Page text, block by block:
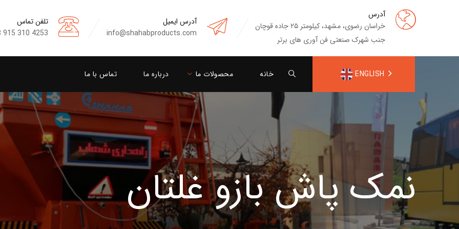
آدرس
خراسان رضوی، مشهد، کیلومتر ۲۵ جاده قوچان
جنب شهرک صنعتی فن آوری های برتر
آدرس ایمیل
info@shahabproducts.com
تلفن تماس
915 310 4253
خانه محصولات ما درباره ما تماس با ما ENGLISH
نمک پاش بازو غلتان